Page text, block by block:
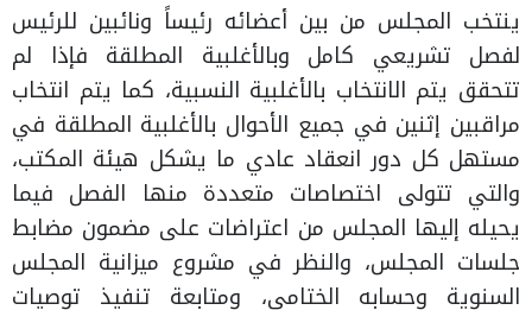
ينتخب المجلس من بين أعضائه رئيساً ونائبين للرئيس
لفصل تشريعي كامل وبالأغلبية المطلقة فإذا لم
تتحقق يتم الانتخاب بالأغلبية النسبية، كما يتم انتخاب
مراقبين إثنين في جميع الأحوال بالأغلبية المطلقة في
مستهل كل دور انعقاد عادي ما يشكل هيئة المكتب،
والتي تتولى اختصاصات متعددة منها الفصل فيما
يحيله إليها المجلس من اعتراضات على مضمون مضابط
جلسات المجلس، والنظر في مشروع ميزانية المجلس
السنوية وحسابه الختامي، ومتابعة تنفيذ توصيات